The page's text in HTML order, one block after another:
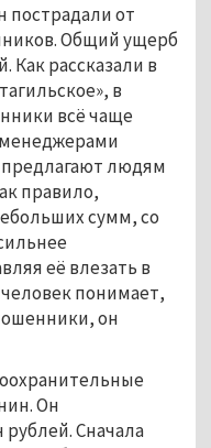
пострадали от
Общий ущерб
Как рассказали в
в
всё чаще
людям
правило,
сумм, со
её влезать в
понимает,
он
Он
рублей. Сначала